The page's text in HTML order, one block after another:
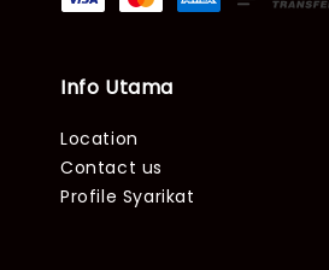
Info Utama
Location
Contact us
Profile Syarikat